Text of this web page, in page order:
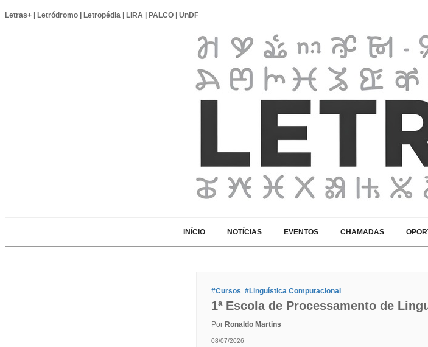
Letras+ Letródromo Letropédia LiRA PALCO UnDF
INÍCIO NOTÍCIAS EVENTOS CHAMADAS
#Cursos #Linguística Computacional
1ª Escola de Processamento de
Por Ronaldo Martins
08/07/2026